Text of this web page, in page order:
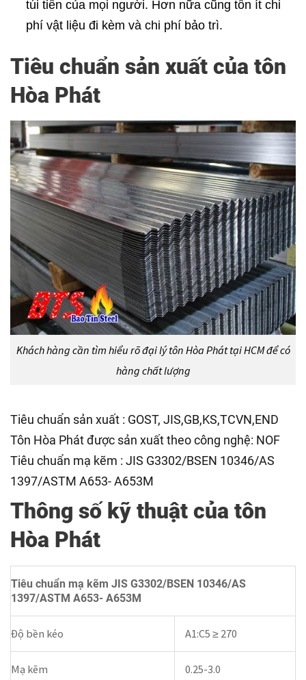
túi tiền của mọi người. Hơn nữa cũng tốn ít chi
phí vật liệu đi kèm và chi phí bảo trì.
Tiêu chuẩn sản xuất của tôn
Hòa Phát
Khách hàng cần tìm hiểu rõ đại lý tôn Hòa Phát tại HCM để có
hàng chất lượng
Tiêu chuẩn sản xuất : GOST, JIS,GB,KS,TCVN,END
Tôn Hòa Phát được sản xuất theo công nghệ: NOF
Tiêu chuẩn mạ kẽm : JIS G3302/BSEN 10346/AS
1397/ASTM A653- A653M
Thông số kỹ thuật của tôn
Hòa Phát
Tiêu chuẩn mạ kẽm JIS G3302/BSEN 10346/AS
1397/ASTM A653- A653M
Độ bền kéo A1:C5 ≥ 270
Mạ kẽm 0.25-3.0